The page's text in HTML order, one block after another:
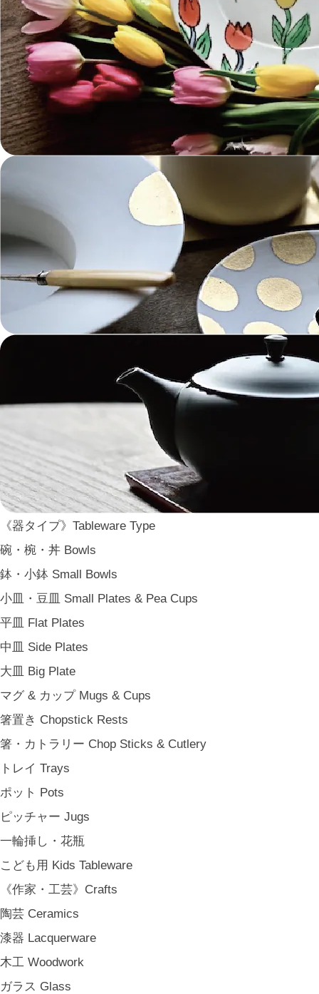
《器タイプ》Tableware Type
碗・椀・丼 Bowls
鉢・小鉢 Small Bowls
小皿・豆皿 Small Plates & Pea Cups
平皿 Flat Plates
中皿 Side Plates
大皿 Big Plate
マグ & カップ Mugs & Cups
箸置き Chopstick Rests
箸・カトラリー Chop Sticks & Cutlery
トレイ Trays
ポット Pots
ピッチャー Jugs
一輪挿し・花瓶
こども用 Kids Tableware
《作家・工芸》Crafts
陶芸 Ceramics
漆器 Lacquerware
木工 Woodwork
ガラス Glass
こども用 Kids Tableware
《作家・工芸》Crafts
陶芸 Ceramics
漆器 Lacquerware
木工 Woodwork
金工 Metalwork
鋳物 Cast Metal
香 Insence
その他工芸 e.t.c
《ブランド》Brands
東屋 Azmaya
二上 FUTAGAMI
畑漆器 HATA SHIKKI
織田幸銅器 Odako Douki
ARAS
WDH
WASARA
一果ニ花 icca nicca
そのほか e.t.c
《食卓》Dining
パーティー Party
《台所》Kitchen
《雑貨》Living goods
インテリア Interior
アンティークのもの Vintage & Antiques